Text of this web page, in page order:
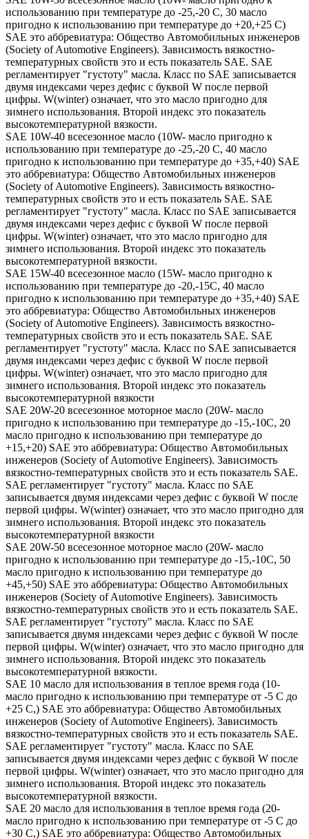
использованию при температуре до -25,-20 С, 30 масло
пригодно к использованию при температуре до +20,+25 С)
SAE это аббревиатура: Общество Автомобильных инженеров
(Society of Automotive Engineers). Зависимость вязкостно-
температурных свойств это и есть показатель SAE. SAE
регламентирует "густоту" масла. Класс по SAE записывается
двумя индексами через дефис с буквой W после первой
цифры. W(winter) означает, что это масло пригодно для
зимнего использования. Второй индекс это показатель
высокотемпературной вязкости.
SAE 10W-40 всесезонное масло (10W- масло пригодно к
использованию при температуре до -25,-20 С, 40 масло
пригодно к использованию при температуре до +35,+40) SAE
это аббревиатура: Общество Автомобильных инженеров
(Society of Automotive Engineers). Зависимость вязкостно-
температурных свойств это и есть показатель SAE. SAE
регламентирует "густоту" масла. Класс по SAE записывается
двумя индексами через дефис с буквой W после первой
цифры. W(winter) означает, что это масло пригодно для
зимнего использования. Второй индекс это показатель
высокотемпературной вязкости.
SAE 15W-40 всесезонное масло (15W- масло пригодно к
использованию при температуре до -20,-15С, 40 масло
пригодно к использованию при температуре до +35,+40) SAE
это аббревиатура: Общество Автомобильных инженеров
(Society of Automotive Engineers). Зависимость вязкостно-
температурных свойств это и есть показатель SAE. SAE
регламентирует "густоту" масла. Класс по SAE записывается
двумя индексами через дефис с буквой W после первой
цифры. W(winter) означает, что это масло пригодно для
зимнего использования. Второй индекс это показатель
высокотемпературной вязкости
SAE 20W-20 всесезонное моторное масло (20W- масло
пригодно к использованию при температуре до -15,-10С, 20
масло пригодно к использованию при температуре до
+15,+20) SAE это аббревиатура: Общество Автомобильных
инженеров (Society of Automotive Engineers). Зависимость
вязкостно-температурных свойств это и есть показатель SAE.
SAE регламентирует "густоту" масла. Класс по SAE
записывается двумя индексами через дефис с буквой W после
первой цифры. W(winter) означает, что это масло пригодно для
зимнего использования. Второй индекс это показатель
высокотемпературной вязкости
SAE 20W-50 всесезонное моторное масло (20W- масло
пригодно к использованию при температуре до -15,-10С, 50
масло пригодно к использованию при температуре до
+45,+50) SAE это аббревиатура: Общество Автомобильных
инженеров (Society of Automotive Engineers). Зависимость
вязкостно-температурных свойств это и есть показатель SAE.
SAE регламентирует "густоту" масла. Класс по SAE
записывается двумя индексами через дефис с буквой W после
первой цифры. W(winter) означает, что это масло пригодно для
зимнего использования. Второй индекс это показатель
высокотемпературной вязкости.
SAE 10 масло для использования в теплое время года (10-
масло пригодно к использованию при температуре от -5 С до
+25 С,) SAE это аббревиатура: Общество Автомобильных
инженеров (Society of Automotive Engineers). Зависимость
вязкостно-температурных свойств это и есть показатель SAE.
SAE регламентирует "густоту" масла. Класс по SAE
записывается двумя индексами через дефис с буквой W после
первой цифры. W(winter) означает, что это масло пригодно для
зимнего использования. Второй индекс это показатель
высокотемпературной вязкости.
SAE 20 масло для использования в теплое время года (20-
масло пригодно к использованию при температуре от -5 С до
+30 С,) SAE это аббревиатура: Общество Автомобильных